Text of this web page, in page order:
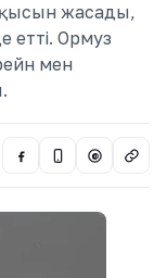
жасады,
етті. Ормуз
мен
@